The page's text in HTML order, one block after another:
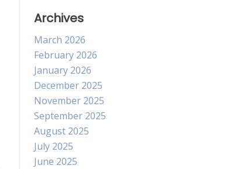
Archives
March 2026
February 2026
January 2026
December 2025
November 2025
September 2025
August 2025
July 2025
June 2025